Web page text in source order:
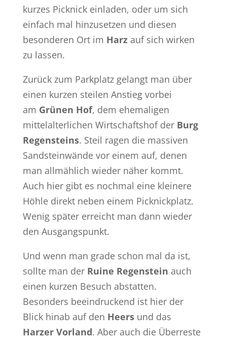
kurzes Picknick einladen, oder um sich
einfach mal hinzusetzen und diesen
besonderen Ort im Harzauf sich wirken
zu lassen.
Zurück zum Parkplatz gelangt man über
einen kurzen steilen Anstieg vorbei
am Grünen Hof, dem ehemaligen
mittelalterlichen Wirtschaftshof der Burg
Regensteins. Steil ragen die massiven
Sandsteinwände vor einem auf, denen
man allmählich wieder näher kommt.
Auch hier gibt es nochmal eine kleinere
Höhle direkt neben einem Picknickplatz.
Wenig später erreicht man dann wieder
den Ausgangspunkt.
Und wenn man grade schon mal da ist,
sollte man der Ruine Regenstein auch
einen kurzen Besuch abstatten.
Besonders beeindruckend ist hier der
Blick hinab auf den Heersund das
Harzer Vorland. Aber auch die Überreste